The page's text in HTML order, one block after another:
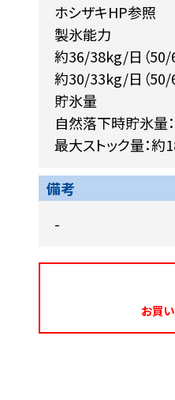
ホシザキHP参照
製氷能力
約36/38kg/日（50/
約30/33kg/日（50/
貯氷量
自然落下時貯氷量
最大ストック量：約
備考
-
お買